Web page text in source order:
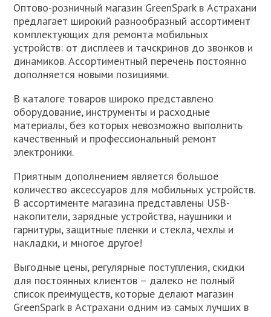
Оптово-розничный магазин GreenSpark в Астрахани
предлагает широкий разнообразный ассортимент
комплектующих для ремонта мобильных
устройств: от дисплеев и тачскринов до звонков и
динамиков. Ассортиментный перечень постоянно
дополняется новыми позициями.
В каталоге товаров широко представлено
оборудование, инструменты и расходные
материалы, без которых невозможно выполнить
качественный и профессиональный ремонт
электроники.
Приятным дополнением является большое
количество аксессуаров для мобильных устройств.
В ассортименте магазина представлены USB-
накопители, зарядные устройства, наушники и
гарнитуры, защитные пленки и стекла, чехлы и
накладки, и многое другое!
Выгодные цены, регулярные поступления, скидки
для постоянных клиентов – далеко не полный
список преимуществ, которые делают магазин
GreenSpark в Астрахани одним из самых лучших в